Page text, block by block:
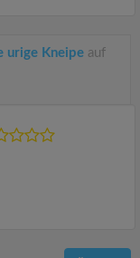
urige Kneipe auf